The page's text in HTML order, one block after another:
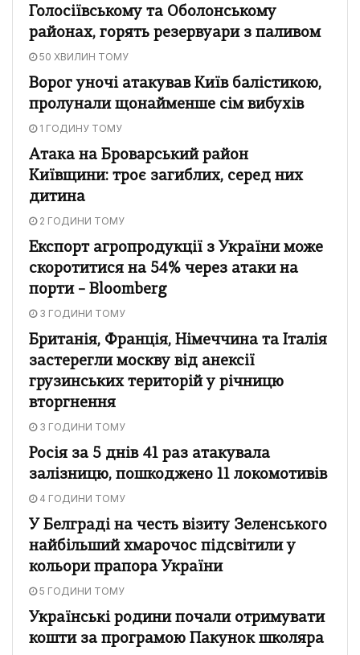
Голосіївському та Оболонському
районах, горять резервуари з паливом
50 ХВИЛИН ТОМУ
Ворог уночі атакував Київ балістикою,
пролунали щонайменше сім вибухів
1 ГОДИНУ ТОМУ
Атака на Броварський район
Київщини: троє загиблих, серед них
дитина
2 ГОДИНИ ТОМУ
Експорт агропродукції з України може
скоротитися на 54% через атаки на
порти – Bloomberg
3 ГОДИНИ ТОМУ
Британія, Франція, Німеччина та Італія
застерегли москву від анексії
грузинських територій у річницю
вторгнення
3 ГОДИНИ ТОМУ
Росія за 5 днів 41 раз атакувала
залізницю, пошкоджено 11 локомотивів
4 ГОДИНИ ТОМУ
У Белграді на честь візиту Зеленського
найбільший хмарочос підсвітили у
кольори прапора України
5 ГОДИНИ ТОМУ
Українські родини почали отримувати
кошти за програмою Пакунок школяра